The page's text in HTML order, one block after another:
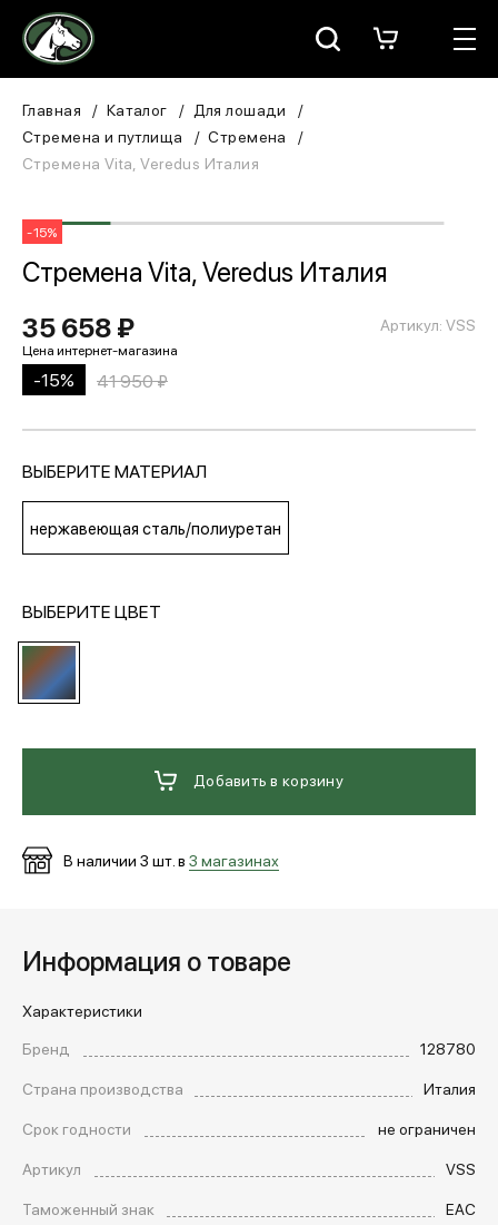
Москва
Для всадника
В конюшню
ЗООТОВАРЫ
Для собаки
МЕДИА
ПОКУПАТЕЛЯМ
ОПЛАТА И ДОСТАВКА
Вход в личный кабинет
+7 (495) 139-66-00
Главная Каталог
Для лошади
Стремена и путлища
Стремена
Стремена Vita, Veredus Италия
-15%
Стремена Vita, Veredus Италия
Артикул: VSS
35 658 ₽
-15% 41 950 ₽
ВЫБЕРИТЕ МАТЕРИАЛ
нержавеющая сталь/полиуретан
ВЫБЕРИТЕ ЦВЕТ
Добавить в корзину
В наличии 3 шт. в 3 магазинах
Информация о товаре
Характеристики
Бренд
128780
Страна производства
Италия
Срок годности
не ограничен
Артикул
VSS
Таможенный знак
EAC